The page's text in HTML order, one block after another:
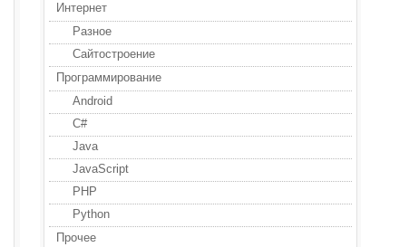
Интернет
Разное
Сайтостроение
Программирование
Android
C#
Java
JavaScript
PHP
Python
Прочее